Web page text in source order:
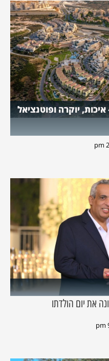
יוקרה ופוטנציאל
את יום הולדתו